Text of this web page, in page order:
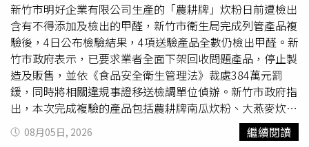
新竹市明好企業有限公司生產的「農耕牌」炊粉日前遭檢出
含有不得添加及檢出的甲醛，新竹市衛生局完成列管產品複
驗後，4日公布檢驗結果，4項送驗產品全數仍檢出甲醛。新
竹市政府表示，已要求業者全面下架回收問題產品，停止製
造及販售，並依《食品安全衛生管理法》裁處384萬元罰
鍰，同時將相關違規事證移送檢調單位偵辦。新竹市政府指
出，本次完成複驗的產品包括農耕牌南瓜炊粉、大燕麥炊
粉、山藥炊粉及風城香菇素齋炊粉，共4項產品皆驗出甲
醛。經查核後，認定業者違反《食品安全衛生管理法》第15
08月05日, 2026 繼續閱讀